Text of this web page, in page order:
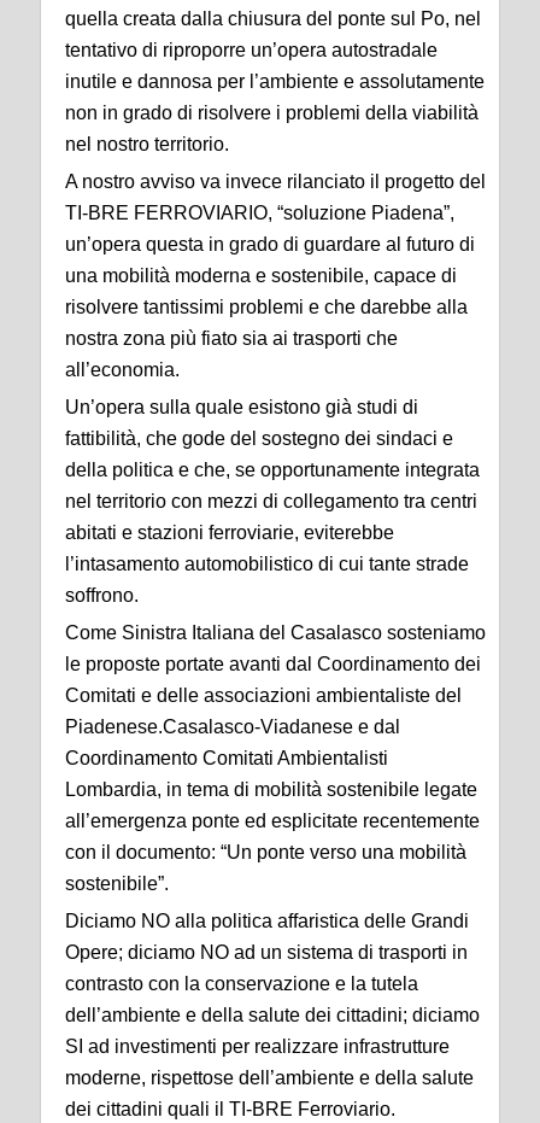
quella creata dalla chiusura del ponte sul Po, nel
tentativo di riproporre un’opera autostradale
inutile e dannosa per l’ambiente e assolutamente
non in grado di risolvere i problemi della viabilità
nel nostro territorio.
A nostro avviso va invece rilanciato il progetto del
TI-BRE FERROVIARIO, “soluzione Piadena”,
un’opera questa in grado di guardare al futuro di
una mobilità moderna e sostenibile, capace di
risolvere tantissimi problemi e che darebbe alla
nostra zona più fiato sia ai trasporti che
all’economia.
Un’opera sulla quale esistono già studi di
fattibilità, che gode del sostegno dei sindaci e
della politica e che, se opportunamente integrata
nel territorio con mezzi di collegamento tra centri
abitati e stazioni ferroviarie, eviterebbe
l’intasamento automobilistico di cui tante strade
soffrono.
Come Sinistra Italiana del Casalasco sosteniamo
le proposte portate avanti dal Coordinamento dei
Comitati e delle associazioni ambientaliste del
Piadenese.Casalasco-Viadanese e dal
Coordinamento Comitati Ambientalisti
Lombardia, in tema di mobilità sostenibile legate
all’emergenza ponte ed esplicitate recentemente
con il documento: “Un ponte verso una mobilità
sostenibile”.
Diciamo NO alla politica affaristica delle Grandi
Opere; diciamo NO ad un sistema di trasporti in
contrasto con la conservazione e la tutela
dell’ambiente e della salute dei cittadini; diciamo
SI ad investimenti per realizzare infrastrutture
moderne, rispettose dell’ambiente e della salute
dei cittadini quali il TI-BRE Ferroviario.